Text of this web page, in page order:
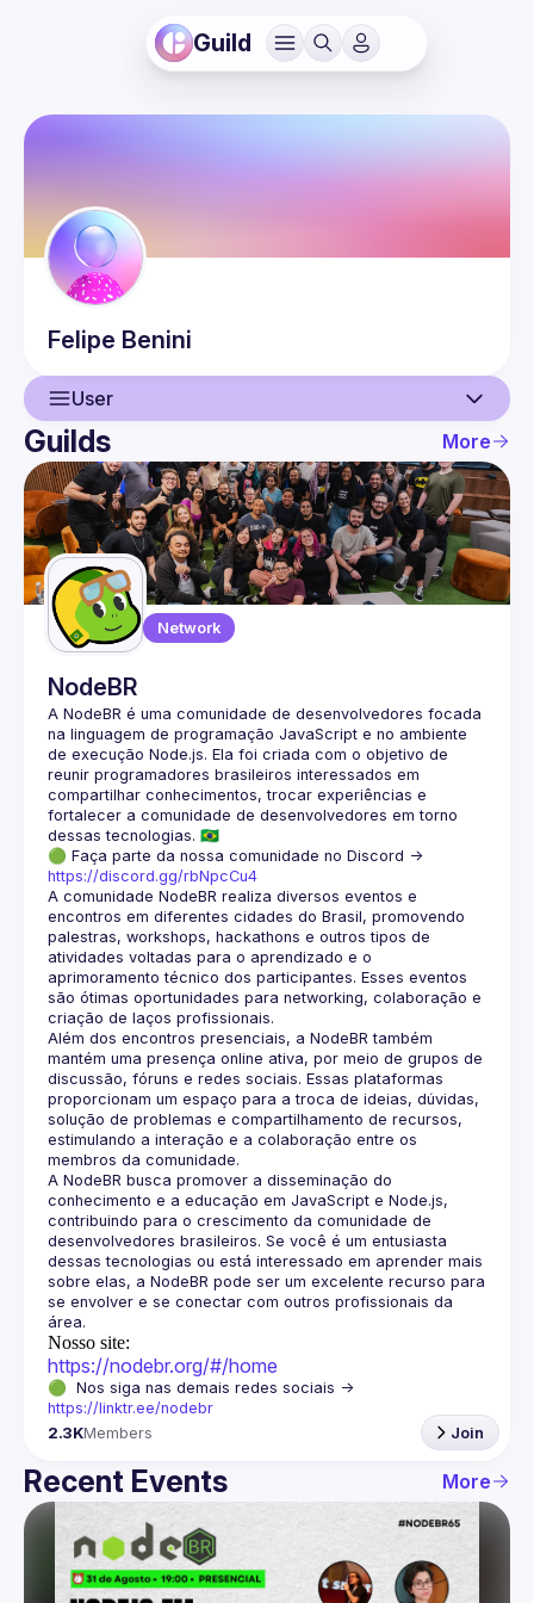
Guild
Felipe Benini
User
User
Events
Guilds
Guilds More
Network
NodeBR
A NodeBR é uma comunidade de desenvolvedores focada
na linguagem de programação JavaScript e no ambiente
de execução Node.js. Ela foi criada com o objetivo de
reunir programadores brasileiros interessados em
compartilhar conhecimentos, trocar experiências e
fortalecer a comunidade de desenvolvedores em torno
🟢 Faça parte da nossa comunidade no Discord ->
https://discord.gg/rbNpcCu4
A comunidade NodeBR realiza diversos eventos e
encontros em diferentes cidades do Brasil, promovendo
palestras, workshops, hackathons e outros tipos de
atividades voltadas para o aprendizado e o
aprimoramento técnico dos participantes. Esses eventos
são ótimas oportunidades para networking, colaboração e
Além dos encontros presenciais, a NodeBR também
mantém uma presença online ativa, por meio de grupos de
discussão, fóruns e redes sociais. Essas plataformas
proporcionam um espaço para a troca de ideias, dúvidas,
solução de problemas e compartilhamento de recursos,
estimulando a interação e a colaboração entre os
A NodeBR busca promover a disseminação do
conhecimento e a educação em JavaScript e Node.js,
contribuindo para o crescimento da comunidade de
desenvolvedores brasileiros. Se você é um entusiasta
dessas tecnologias ou está interessado em aprender mais
sobre elas, a NodeBR pode ser um excelente recurso para
se envolver e se conectar com outros profissionais da
Nosso site:
https://nodebr.org/#/home
https://linktr.ee/nodebr
2.3KMembers Join
Recent Events More